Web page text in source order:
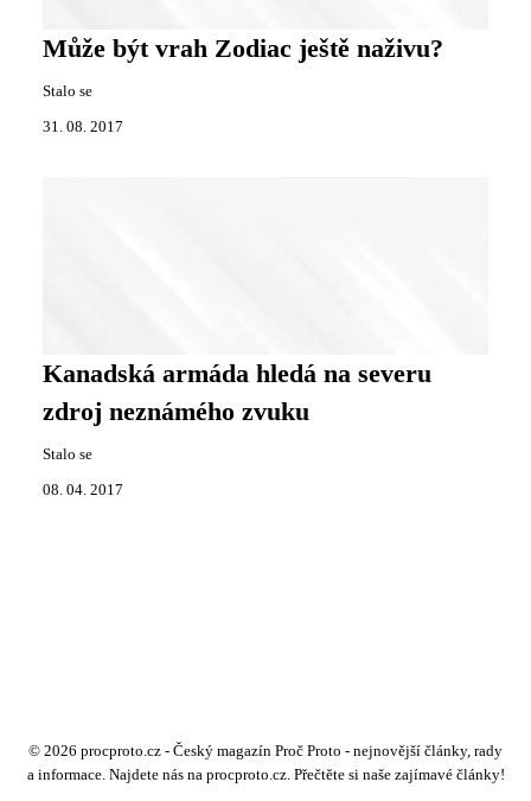
Může být vrah Zodiac ještě naživu?
Stalo se
31. 08. 2017
Kanadská armáda hledá na severu
zdroj neznámého zvuku
Stalo se
08. 04. 2017
© 2026 procproto.cz - Český magazín Proč Proto - nejnovější články, rady
a informace. Najdete nás na procproto.cz. Přečtěte si naše zajímavé články!